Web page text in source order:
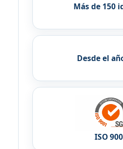
Más de 150
Desde el
ISO